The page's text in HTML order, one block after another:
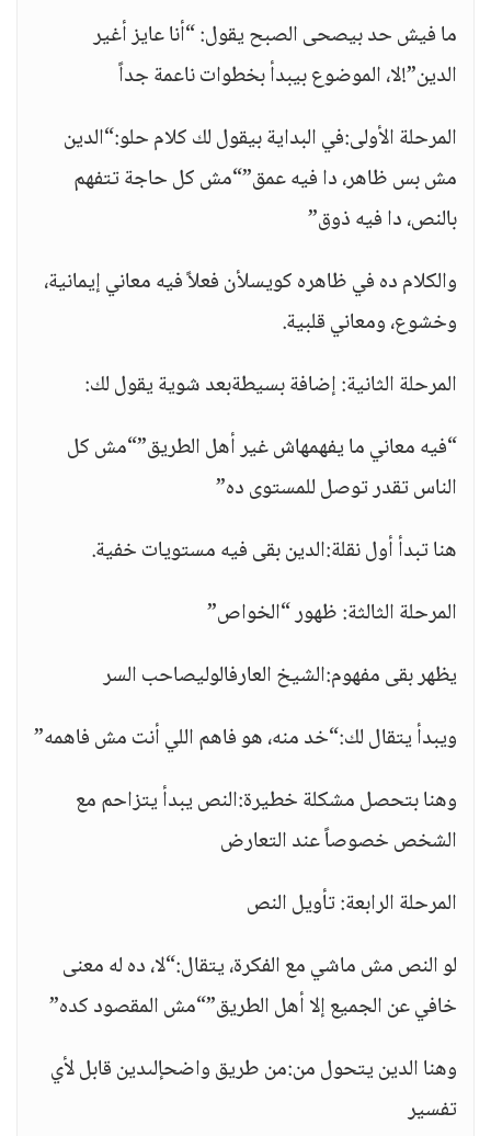
ما فيش حد بيصحى الصبح يقول: “أنا عايز أغير
الدين”!لا، الموضوع بيبدأ بخطوات ناعمة جداً
المرحلة الأولى:في البداية بيقول لك كلام حلو:“الدين
مش بس ظاهر، دا فيه عمق”“مش كل حاجة تتفهم
بالنص، دا فيه ذوق”
والكلام ده في ظاهره كويسلأن فعلاً فيه معاني إيمانية،
وخشوع، ومعاني قلبية.
المرحلة الثانية: إضافة بسيطةبعد شوية يقول لك:
“فيه معاني ما يفهمهاش غير أهل الطريق”“مش كل
الناس تقدر توصل للمستوى ده”
هنا تبدأ أول نقلة:الدين بقى فيه مستويات خفية.
المرحلة الثالثة: ظهور “الخواص”
يظهر بقى مفهوم:الشيخ العارفالوليصاحب السر
ويبدأ يتقال لك:“خد منه، هو فاهم اللي أنت مش فاهمه”
وهنا بتحصل مشكلة خطيرة:النص يبدأ يتزاحم مع
الشخص خصوصاً عند التعارض
المرحلة الرابعة: تأويل النص
لو النص مش ماشي مع الفكرة، يتقال:“لا، ده له معنى
خافي عن الجميع إلا أهل الطريق”“مش المقصود كده”
وهنا الدين يتحول من:من طريق واضحإلىدين قابل لأي
تفسير